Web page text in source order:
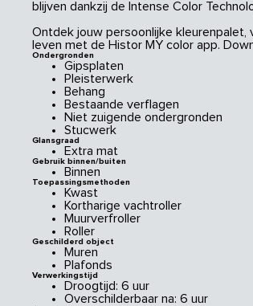
blijven dankzij de Intense Color
Ontdek jouw persoonlijke
leven met de Histor MY color app.
Ondergronden
Gipsplaten
Pleisterwerk
Behang
Bestaande verflagen
Niet zuigende ondergronden
Stucwerk
Glansgraad
Extra mat
Gebruik binnen/buiten
Binnen
Toepassingsmethoden
Kwast
Kortharige vachtroller
Muurverfroller
Roller
Geschilderd object
Muren
Plafonds
Verwerkingstijd
Droogtijd: 6 uur
Overschilderbaar na: 6 uur